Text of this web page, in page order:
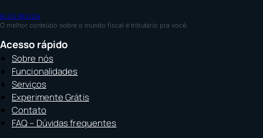
BLOG REVIZIA
O melhor conteúdo sobre o mundo fiscal e tributário pra você.
Acesso rápido
Sobre nós
Funcionalidades
Serviços
Experimente Grátis
Contato
FAQ – Dúvidas frequentes